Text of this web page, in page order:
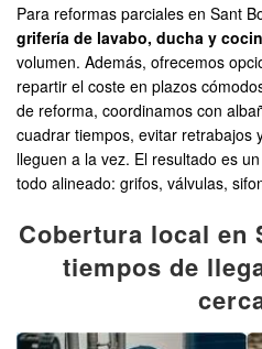
Para reformas parciales en Sant
grifería de lavabo, ducha y
volumen. Además, ofrecemos
repartir el coste en plazos
de reforma, coordinamos con
cuadrar tiempos, evitar retrabajos
lleguen a la vez. El resultado es
todo alineado: grifos, válvulas,
Cobertura local en
tiempos de